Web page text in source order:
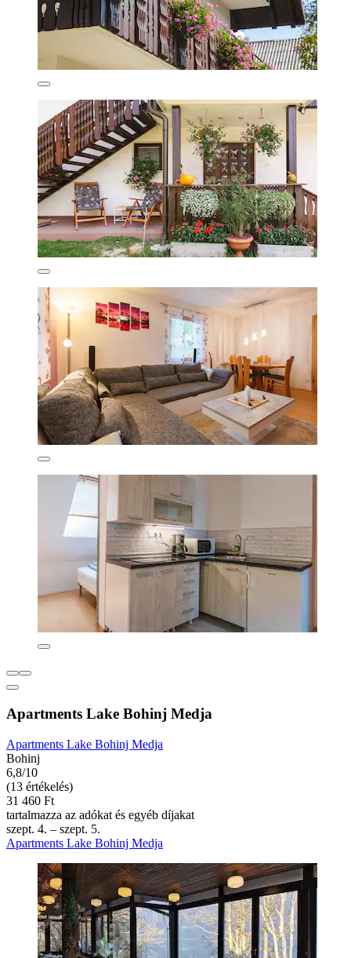
Apartments Lake Bohinj Medja
Apartments Lake Bohinj Medja
Bohinj
6,8/10
(13 értékelés)
31 460 Ft
tartalmazza az adókat és egyéb díjakat
szept. 4. – szept. 5.
Apartments Lake Bohinj Medja